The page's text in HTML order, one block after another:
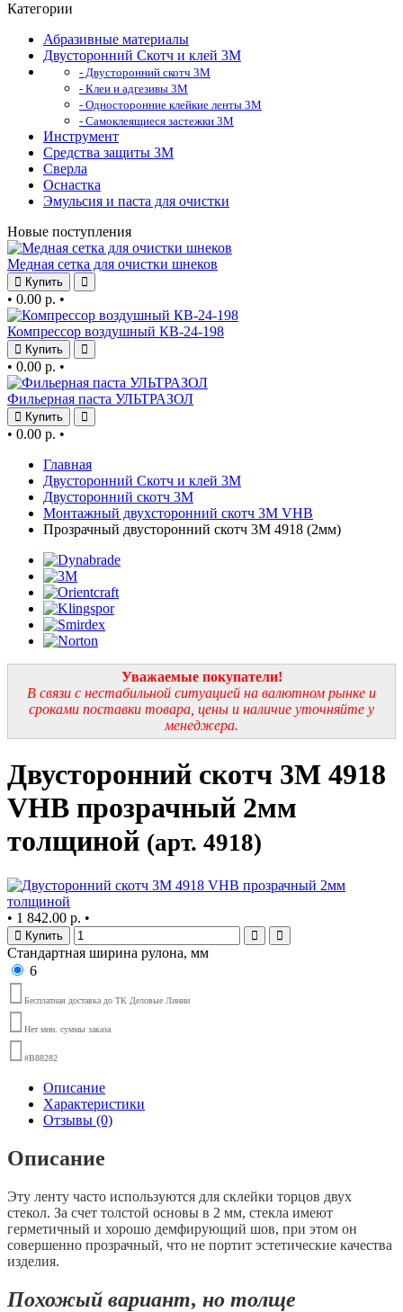
Категории
Абразивные материалы
Двусторонний Скотч и клей 3М
- Двусторонний скотч 3М
- Клеи и адгезивы 3М
- Односторонние клейкие ленты 3М
- Самоклеящиеся застежки 3М
Инструмент
Средства защиты 3М
Сверла
Оснастка
Эмульсия и паста для очистки
Новые поступления
Медная сетка для очистки шнеков
Купить
• 0.00 р. •
Компрессор воздушный КВ-24-198
Купить
• 0.00 р. •
Фильерная паста УЛЬТРАЗОЛ
Купить
• 0.00 р. •
Главная
Двусторонний Скотч и клей 3М
Двусторонний скотч 3М
Монтажный двухсторонний скотч 3М VHB
Прозрачный двусторонний скотч 3М 4918 (2мм)
Уважаемые покупатели!
В связи с нестабильной ситуацией на валютном рынке и
сроками поставки товара, цены и наличие уточняйте у
менеджера.
Двусторонний скотч 3М 4918
VHB прозрачный 2мм
толщиной (арт. 4918)
• 1 842.00 р. •
Купить
Стандартная ширина рулона, мм
6
Бесплатная доставка до ТК Деловые Линии
Нет мин. суммы заказа
#B88282
Описание
Характеристики
Отзывы (0)
Описание
Эту ленту часто используются для склейки торцов двух
стекол. За счет толстой основы в 2 мм, стекла имеют
герметичный и хорошо демфирующий шов, при этом он
совершенно прозрачный, что не портит эстетические качества
изделия.
Похожый вариант, но толще